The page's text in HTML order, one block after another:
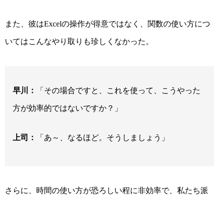
また、彼はExcelの操作が得意ではなく、関数の使い方につ
いてはこんなやり取りも珍しくなかった。
早川：
「その場合ですと、これを使って、こうやった
方が効率的ではないですか？」
上司： 「あ～、なるほど。そうしましょう」
さらに、時間の使い方が恐ろしい程に非効率で、私たち派